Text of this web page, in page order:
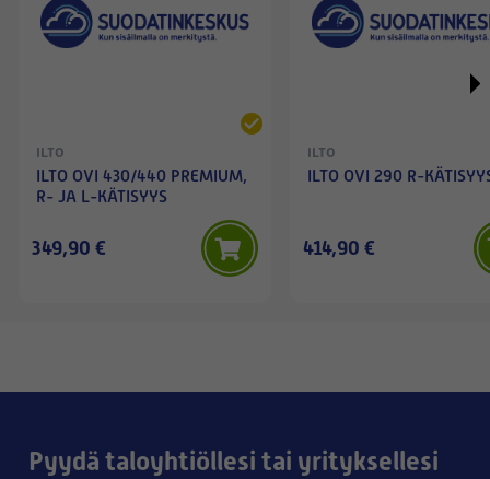
ILTO
ILTO OVI 430/440 PREMIUM,
R- JA L-KÄTISYYS
349,90 €
ILTO
ILTO OVI 290 R-
414,90 €
Pyydä taloyhtiöllesi tai yrityksellesi